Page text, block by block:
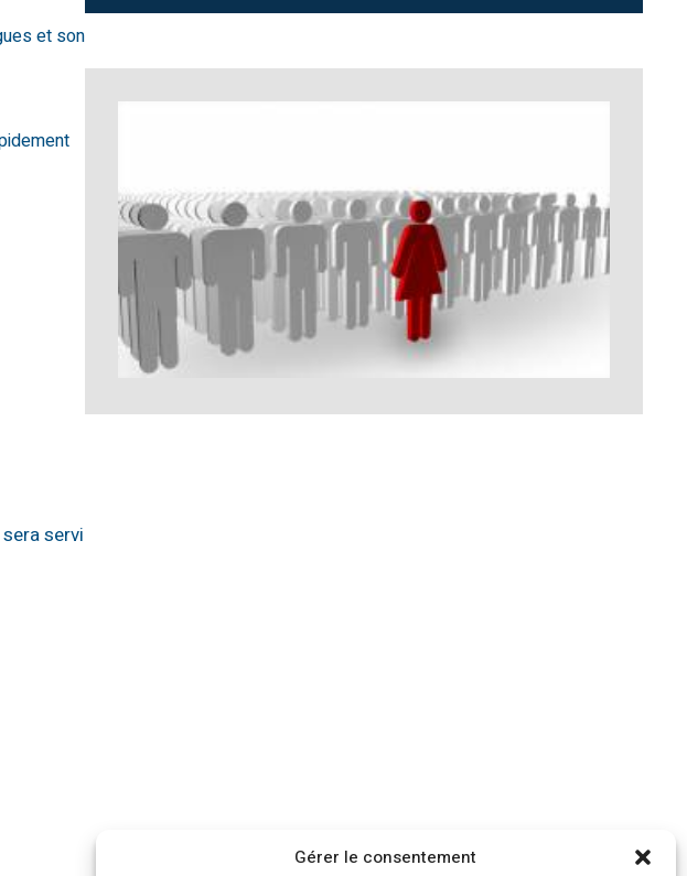
Gérer le consentement
et son
servi